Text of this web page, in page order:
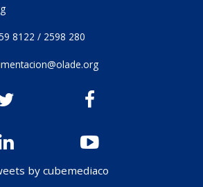
8122 / 2598 280
by cubemediaco